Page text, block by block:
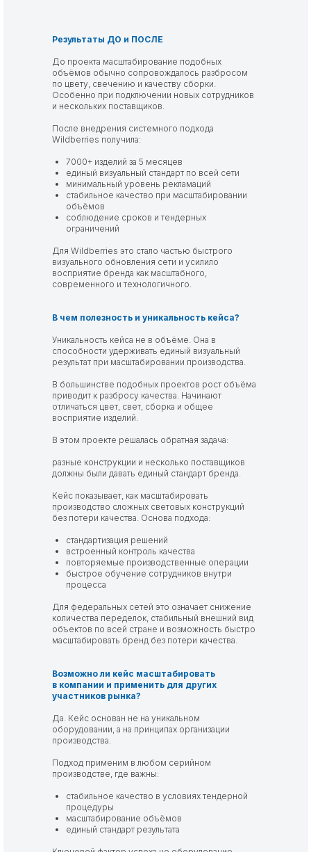
Результаты ДО и ПОСЛЕ
До проекта масштабирование подобных
объёмов обычно сопровождалось разбросом
по цвету, свечению и качеству сборки.
Особенно при подключении новых сотрудников
и нескольких поставщиков.
После внедрения системного подхода
Wildberries получила:
7000+ изделий за 5 месяцев
единый визуальный стандарт по всей сети
минимальный уровень рекламаций
стабильное качество при масштабировании
объёмов
соблюдение сроков и тендерных
ограничений
Для Wildberries это стало частью быстрого
визуального обновления сети и усилило
восприятие бренда как масштабного,
современного и технологичного.
В чем полезность и уникальность кейса?
Уникальность кейса не в объёме. Она в
способности удерживать единый визуальный
результат при масштабировании производства.
В большинстве подобных проектов рост объёма
приводит к разбросу качества. Начинают
отличаться цвет, свет, сборка и общее
восприятие изделий.
В этом проекте решалась обратная задача:
разные конструкции и несколько поставщиков
должны были давать единый стандарт бренда.
Кейс показывает, как масштабировать
производство сложных световых конструкций
без потери качества. Основа подхода:
стандартизация решений
встроенный контроль качества
повторяемые производственные операции
быстрое обучение сотрудников внутри
процесса
Для федеральных сетей это означает снижение
количества переделок, стабильный внешний вид
объектов по всей стране и возможность быстро
масштабировать бренд без потери качества.
Возможно ли кейс масштабировать
в компании и применить для других
участников рынка?
Да. Кейс основан не на уникальном
оборудовании, а на принципах организации
производства.
Подход применим в любом серийном
производстве, где важны:
стабильное качество в условиях тендерной
процедуры
масштабирование объёмов
единый стандарт результата